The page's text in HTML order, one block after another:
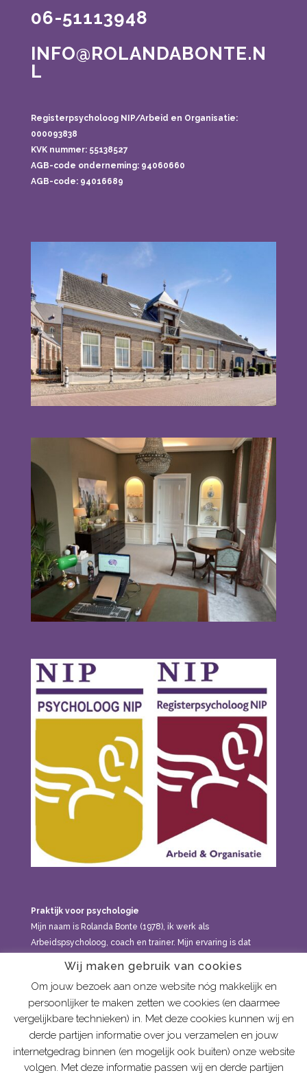
06-51113948
INFO@ROLANDABONTE.N
L
Registerpsycholoog NIP/Arbeid en Organisatie:
000093838
KVK nummer: 55138527
AGB-code onderneming: 94060660
AGB-code: 94016689
Praktijk voor psychologie
Mijn naam is Rolanda Bonte (1978), ik werk als
Arbeidspsycholoog, coach en trainer. Mijn ervaring is dat
brengen zijn, maar dat alles met elkaar in verband staat: in
welke gezin je geboren bent, de relaties die je hebt, de
dingen die je meemaakt, de levensfase waarin je zit, hoe
sensitief je bent, etc. Je kan bij mij terecht voor
psychologische hulp aan volwassenen vanaf 21 jaar.
Wij maken gebruik van cookies
Om jouw bezoek aan onze website nóg makkelijk en
persoonlijker te maken zetten we cookies (en daarmee
vergelijkbare technieken) in. Met deze cookies kunnen wij en
derde partijen informatie over jou verzamelen en jouw
internetgedrag binnen (en mogelijk ook buiten) onze website
volgen. Met deze informatie passen wij en derde partijen